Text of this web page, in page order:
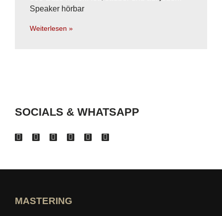
Speaker hörbar
Weiterlesen »
SOCIALS & WHATSAPP
MASTERING